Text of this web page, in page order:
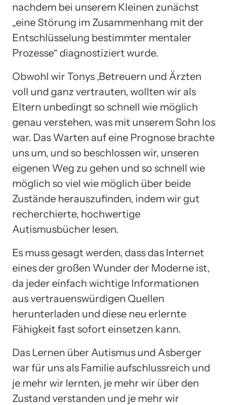
nachdem bei unserem Kleinen zunächst
„eine Störung im Zusammenhang mit der
Entschlüsselung bestimmter mentaler
Prozesse“ diagnostiziert wurde.
Obwohl wir Tonys ‚Betreuern und Ärzten
voll und ganz vertrauten, wollten wir als
Eltern unbedingt so schnell wie möglich
genau verstehen, was mit unserem Sohn los
war. Das Warten auf eine Prognose brachte
uns um, und so beschlossen wir, unseren
eigenen Weg zu gehen und so schnell wie
möglich so viel wie möglich über beide
Zustände herauszufinden, indem wir gut
recherchierte, hochwertige
Autismusbücher lesen.
Es muss gesagt werden, dass das Internet
eines der großen Wunder der Moderne ist,
da jeder einfach wichtige Informationen
aus vertrauenswürdigen Quellen
herunterladen und diese neu erlernte
Fähigkeit fast sofort einsetzen kann.
Das Lernen über Autismus und Asberger
war für uns als Familie aufschlussreich und
je mehr wir lernten, je mehr wir über den
Zustand verstanden und je mehr wir